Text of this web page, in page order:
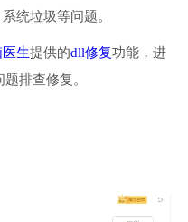
统垃圾等问题。
医生提供的dll修复功能，进
排查修复。